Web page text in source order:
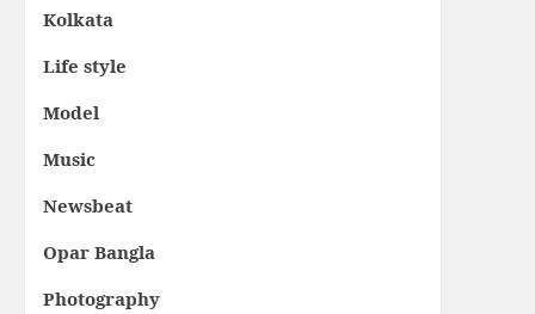
Kolkata
Life style
Model
Music
Newsbeat
Opar Bangla
Photography